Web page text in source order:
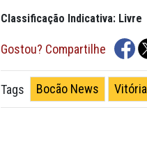
Classificação Indicativa: Livre
Gostou? Compartilhe
Tags Bocão News Vitória